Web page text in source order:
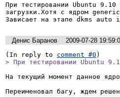
При тестировании Ubuntu
загрузки.Хотя с ядром
Зависает на этапе dkms
Денис Баранов
2009-07-28
(In reply to comment #0
> При тестировании Ubuntu
На текущий момент данное